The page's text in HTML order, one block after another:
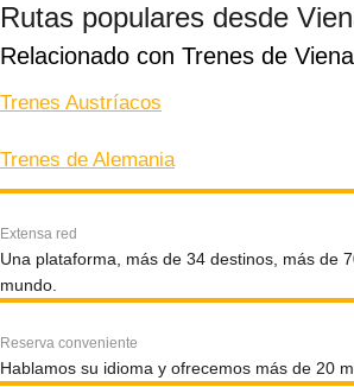
Rutas populares desde
Relacionado con Trenes de
Trenes Austríacos
Trenes de Alemania
Extensa red
Una plataforma, más de 34 destinos, más de
mundo.
Reserva conveniente
Hablamos su idioma y ofrecemos más de 20